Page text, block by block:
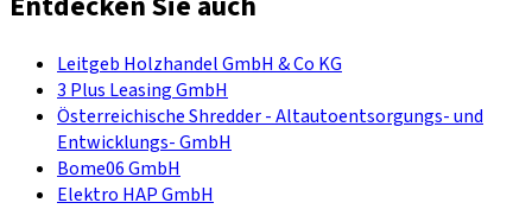
Leitgeb Holzhandel GmbH & Co KG
3 Plus Leasing GmbH
Österreichische Shredder - Altautoentsorgungs- und
Entwicklungs- GmbH
Bome06 GmbH
Elektro HAP GmbH